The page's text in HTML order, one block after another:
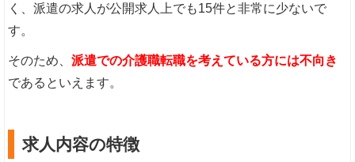
く、派遣の求人が公開求人上でも15件と非常に少ないで
す。
そのため、派遣での介護職転職を考えている方には不向き
であるといえます。
求人内容の特徴